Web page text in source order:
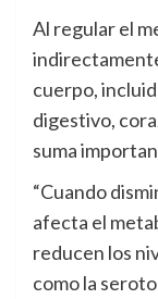
Al regular el
cuerpo,
digestivo,
suma
“Cuando
afecta el
reducen los
como la